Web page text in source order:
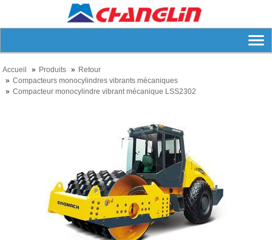
Accueil Produits
Retour
Compacteurs monocylindres vibrants mécaniques
Compacteur monocylindre vibrant mécanique LSS2302